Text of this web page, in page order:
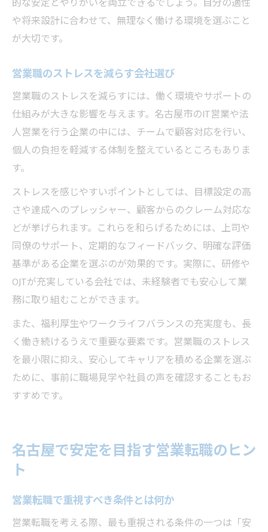
や将来設計に合わせて、無理なく働ける環境を選ぶこと
が大切です。
営業職のストレスを減らす会社選び
営業職のストレスを減らすには、働く環境やサポートの
仕組みが大きな影響を与えます。名古屋市のIT営業や法
人営業を行う企業の中には、チームで顧客対応を行い、
個人の負担を軽減する体制を整えているところもありま
す。
ストレスを感じやすいポイントとしては、目標設定の高
さや達成へのプレッシャー、顧客からのクレーム対応な
どが挙げられます。これらを和らげるためには、上司や
同僚のサポート、定期的なフィードバック、明確な評価
基準がある企業を選ぶのが効果的です。実際に、研修や
OJTが充実している会社では、未経験者でも安心して業
務に取り組むことができます。
また、福利厚生やワークライフバランスの充実度も、長
く働き続けるうえで重要な要素です。営業職のストレス
を最小限に抑え、安心してキャリアを積める企業を選ぶ
ために、事前に職場見学や社員の声を確認することもお
すすめです。
名古屋で安定を目指す営業転職のヒン
ト
営業転職で重視すべき条件とは何か
営業転職を考える際、最も重視される条件の一つは「安